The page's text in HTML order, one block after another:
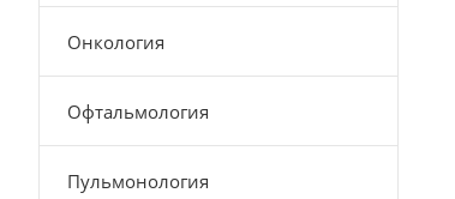
Онкология
Офтальмология
Пульмонология